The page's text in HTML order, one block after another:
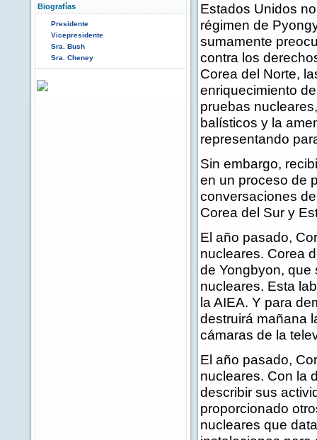
Biografías
Presidente
Vicepresidente
Sra. Bush
Sra. Cheney
Estados Unidos
régimen de
sumamente
contra los
Corea del Norte,
enriquecimiento
pruebas
balísticos y la
representando
Sin embargo,
en un proceso de
conversaciones
Corea del Sur y
El año pasado,
nucleares. Corea
de Yongbyon, que
nucleares. Esta
la AIEA. Y para
destruirá mañana
cámaras de la
El año pasado,
nucleares. Con la
describir sus
proporcionado
nucleares que